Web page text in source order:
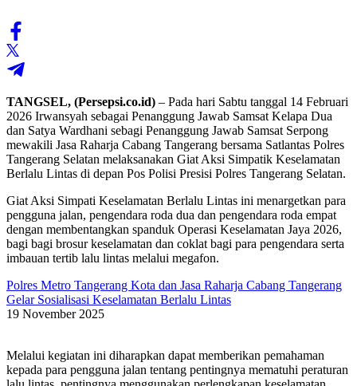
TANGSEL, (Persepsi.co.id) – Pada hari Sabtu tanggal 14 Februari
2026 Irwansyah sebagai Penanggung Jawab Samsat Kelapa Dua
dan Satya Wardhani sebagi Penanggung Jawab Samsat Serpong
mewakili Jasa Raharja Cabang Tangerang bersama Satlantas Polres
Tangerang Selatan melaksanakan Giat Aksi Simpatik Keselamatan
Berlalu Lintas di depan Pos Polisi Presisi Polres Tangerang Selatan.
Giat Aksi Simpati Keselamatan Berlalu Lintas ini menargetkan para
pengguna jalan, pengendara roda dua dan pengendara roda empat
dengan membentangkan spanduk Operasi Keselamatan Jaya 2026,
bagi bagi brosur keselamatan dan coklat bagi para pengendara serta
imbauan tertib lalu lintas melalui megafon.
Polres Metro Tangerang Kota dan Jasa Raharja Cabang Tangerang
Gelar Sosialisasi Keselamatan Berlalu Lintas
19 November 2025
Melalui kegiatan ini diharapkan dapat memberikan pemahaman
kepada para pengguna jalan tentang pentingnya mematuhi peraturan